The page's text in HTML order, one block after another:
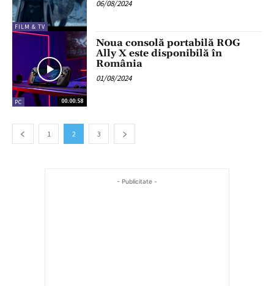
FILM & TV
06/08/2024
PC 00:00:58
Noua consolă portabilă ROG
Ally X este disponibilă în
România
01/08/2024
1 2 3
- Publicitate -